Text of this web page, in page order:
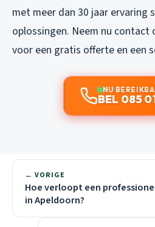
met meer dan 30 jaar ervaring
oplossingen. Neem nu contact
voor een gratis offerte en een
NU
BEL 085
← VORIGE
Hoe verloopt een
in Apeldoorn?